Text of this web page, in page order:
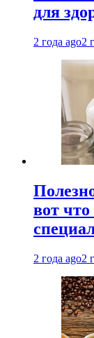
для
2 года ago2
вот
2 года ago2